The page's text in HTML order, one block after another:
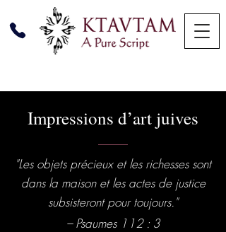
Impressions d’art juives
"Les objets précieux et les richesses sont
dans la maison et les actes de justice
subsisteront pour toujours."
– Psaumes 112 : 3